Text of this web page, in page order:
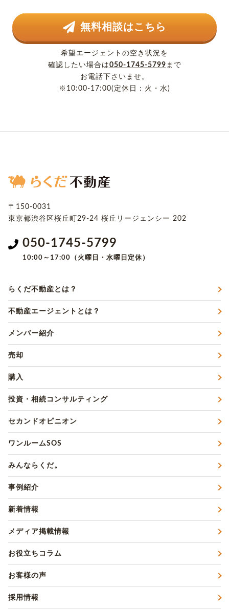
無料相談はこちら
希望エージェントの空き状況を
確認したい場合は050-1745-5799 まで
お電話下さいませ。
※10:00-17:00(定休日：火・水)
〒150-0031
東京都渋谷区桜丘町29-24 桜丘リージェンシー 202
050-1745-5799
10:00～17:00（火曜日・水曜日定休）
らくだ不動産とは？
不動産エージェントとは？
メンバー紹介
売却
購入
投資・相続コンサルティング
セカンドオピニオン
ワンルームSOS
みんならくだ。
事例紹介
新着情報
メディア掲載情報
お役立ちコラム
お客様の声
採用情報